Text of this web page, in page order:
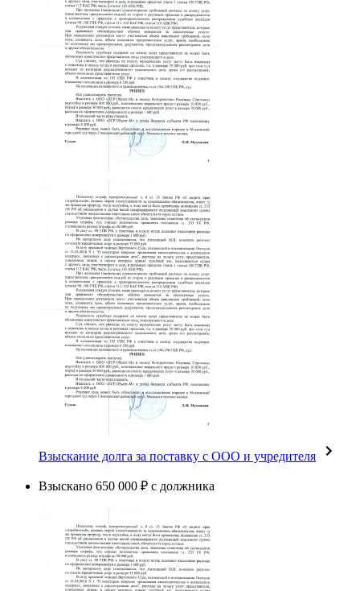
Взыскание долга за поставку с ООО и учредителя
Взыскано 650 000 ₽ с должника